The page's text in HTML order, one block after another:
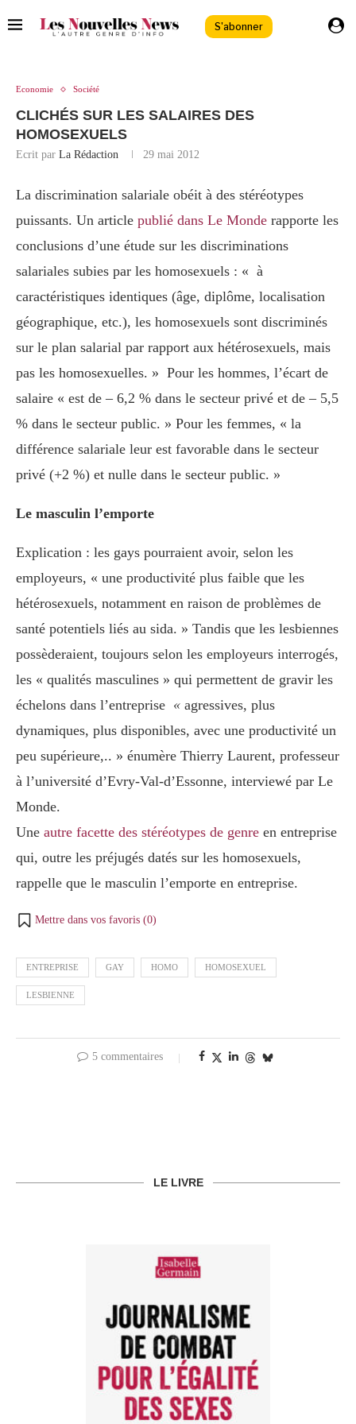
S'abonner
Economie Société
CLICHÉS SUR LES SALAIRES DES
HOMOSEXUELS
Ecrit par La Rédaction 29 mai 2012
La discrimination salariale obéit à des stéréotypes
puissants. Un article publié dans Le Monde rapporte les
conclusions d’une étude sur les discriminations
salariales subies par les homosexuels : « à
caractéristiques identiques (âge, diplôme, localisation
géographique, etc.), les homosexuels sont discriminés
sur le plan salarial par rapport aux hétérosexuels, mais
pas les homosexuelles. » Pour les hommes, l’écart de
salaire « est de – 6,2 % dans le secteur privé et de – 5,5
% dans le secteur public. » Pour les femmes, « la
différence salariale leur est favorable dans le secteur
privé (+2 %) et nulle dans le secteur public. »
Le masculin l’emporte
Explication : les gays pourraient avoir, selon les
employeurs, « une productivité plus faible que les
hétérosexuels, notamment en raison de problèmes de
santé potentiels liés au sida. » Tandis que les lesbiennes
possèderaient, toujours selon les employeurs interrogés,
les « qualités masculines » qui permettent de gravir les
échelons dans l’entreprise « agressives, plus
dynamiques, plus disponibles, avec une productivité un
peu supérieure,.. » énumère Thierry Laurent, professeur
à l’université d’Evry-Val-d’Essonne, interviewé par Le
Monde.
Une autre facette des stéréotypes de genre en entreprise
qui, outre les préjugés datés sur les homosexuels,
rappelle que le masculin l’emporte en entreprise.
Mettre dans vos favoris (0)
ENTREPRISE GAY HOMO HOMOSEXUEL
LESBIENNE
5 commentaires
LE LIVRE